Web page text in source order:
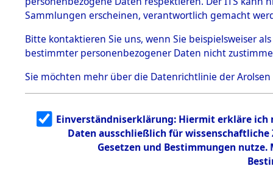
5.3
Todesmärsche
5.3.1 Alliierte
Erhebungen
zu
Todesmärsch
en
5.3.2
g
5.3.3
Todesmärsch
Sammlungen erscheinen, verantwortlich gemacht
Bitte kontaktieren Sie uns, wenn Sie beispielsweiser
bestimmter personenbezogener Daten nicht
Sie möchten mehr über die Datenrichtlinie der Arolsen
Einverständniserklärung: Hiermit erkläre ich
Daten ausschließlich für
Gesetzen und Bestimmungen